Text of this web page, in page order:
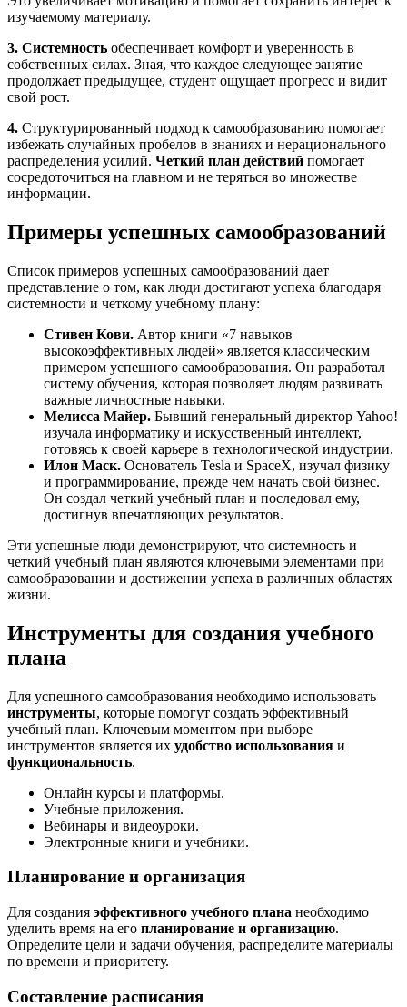
изучаемому материалу.
3. Системность обеспечивает комфорт и уверенность в
собственных силах. Зная, что каждое следующее занятие
продолжает предыдущее, студент ощущает прогресс и видит
свой рост.
4. Структурированный подход к самообразованию помогает
избежать случайных пробелов в знаниях и нерационального
распределения усилий. Четкий план действий помогает
сосредоточиться на главном и не теряться во множестве
информации.
Примеры успешных самообразований
Список примеров успешных самообразований дает
представление о том, как люди достигают успеха благодаря
системности и четкому учебному плану:
Стивен Кови. Автор книги «7 навыков
высокоэффективных людей» является классическим
примером успешного самообразования. Он разработал
систему обучения, которая позволяет людям развивать
важные личностные навыки.
Мелисса Майер. Бывший генеральный директор Yahoo!
изучала информатику и искусственный интеллект,
готовясь к своей карьере в технологической индустрии.
Илон Маск. Основатель Tesla и SpaceX, изучал физику
и программирование, прежде чем начать свой бизнес.
Он создал четкий учебный план и последовал ему,
достигнув впечатляющих результатов.
Эти успешные люди демонстрируют, что системность и
четкий учебный план являются ключевыми элементами при
самообразовании и достижении успеха в различных областях
жизни.
Инструменты для создания учебного
плана
Для успешного самообразования необходимо использовать
инструменты, которые помогут создать эффективный
учебный план. Ключевым моментом при выборе
инструментов является их удобство использования и
функциональность.
Онлайн курсы и платформы.
Учебные приложения.
Вебинары и видеоуроки.
Электронные книги и учебники.
Планирование и организация
Для создания эффективного учебного плана необходимо
уделить время на его планирование и организацию.
Определите цели и задачи обучения, распределите материалы
по времени и приоритету.
Составление расписания